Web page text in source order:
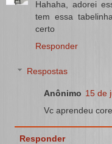
Hahaha, adorei
tem essa
certo
Responder
Respostas
Anônimo 15 de
Vc aprendeu
Responder